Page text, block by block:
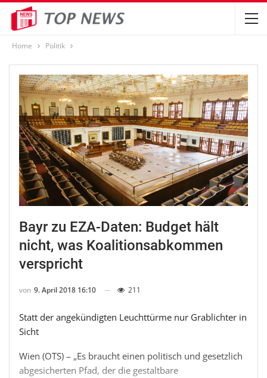
Home Politik
Bayr zu EZA-Daten: Budget hält
nicht, was Koalitionsabkommen
verspricht
von 9. April 2018 16:10 211
Statt der angekündigten Leuchttürme nur Grablichter in
Sicht
Wien (OTS) – „Es braucht einen politisch und gesetzlich
abgesicherten Pfad, der die gestaltbare